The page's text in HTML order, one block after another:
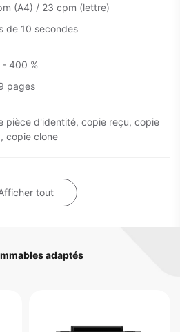
(A4) / 23 cpm (lettre)
de 10 secondes
- 400 %
pages
pièce d'identité, copie reçu, copie
copie clone
tout
adaptés